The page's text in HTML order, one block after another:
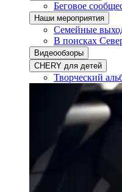
Беговое
Наши мероприятия
Семейные
В поисках
Видеообзоры
CHERY для детей
Творческий